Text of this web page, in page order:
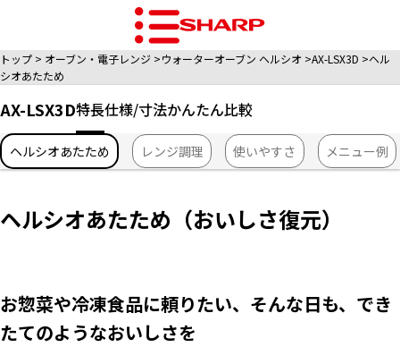
トップ オーブン・電子レンジ ウォーターオーブン ヘルシオ AX-LSX3D
ヘル
シオあたため
AX-LSX3D特長
ヘルシオあたため レンジ調理 使いやすさ メニュー例
仕様/寸法かんたん比較
ヘルシオあたため（おいしさ復元）
お惣菜や冷凍食品に頼りたい、そんな日も、でき
たてのようなおいしさを